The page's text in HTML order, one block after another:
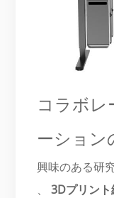
コラボレ
ーション
興味のある研
、3Dプリン